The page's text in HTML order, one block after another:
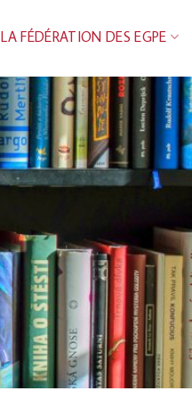
LA FÉDÉRATION DES EGPE